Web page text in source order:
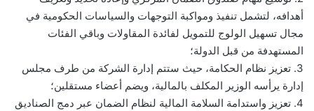
أهدافه، لتشمل تنفيذ ومواكبة التوجهات والسياسات الحكومية في
مجال تسهيل الولوج للتمويل لفائدة المقاولات وباقي الفئات
المستهدفة من قبل الدولة؛
3. تعزيز نظام الحكامة، حيث ستتم إدارة الشركة من طرف مجلس
إدارة يرأسه الوزير المكلف بالمالية، ويضم أعضاء مستقلين؛
4. تعزيز واستدامة السلامة المالية لنظام الضمان عبر دمج الصناديق